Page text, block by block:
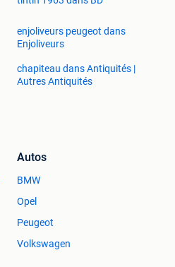
enjoliveurs peugeot dans
Enjoliveurs
chapiteau dans Antiquités |
Autres Antiquités
Autos
BMW
Opel
Peugeot
Volkswagen